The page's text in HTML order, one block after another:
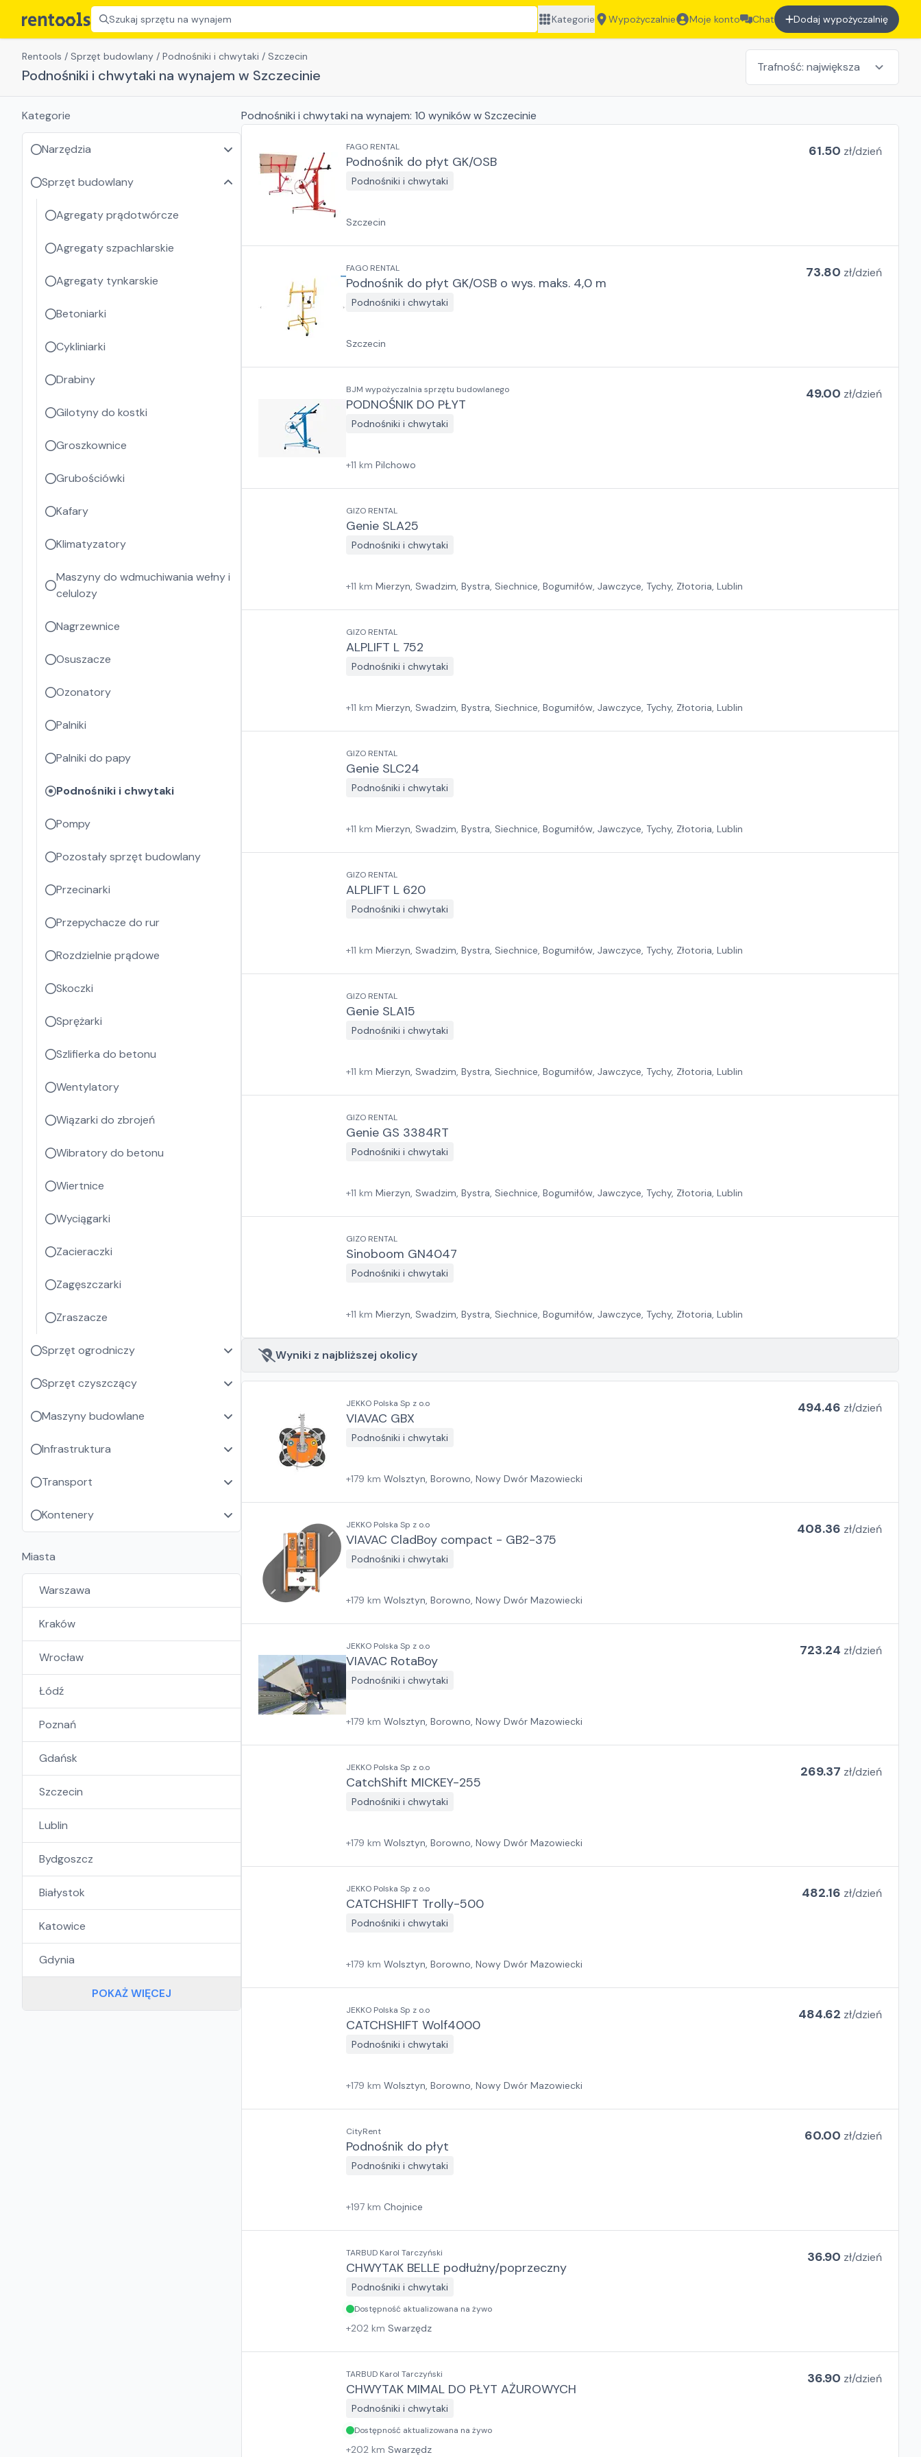
Szukaj sprzętu na wynajem Kategorie Wypożyczalnie Moje konto Chat Dodaj wypożyczalnię
Rentools / Sprzęt budowlany / Podnośniki i chwytaki / Szczecin
Podnośniki i chwytaki na wynajem w Szczecinie
Podnośniki i chwytaki na wynajem: 10 wynikóww Szczecinie
FAGO RENTAL
Podnośnik do płyt GK/OSB
Podnośniki i chwytaki
61.50 zł/dzień
Szczecin
FAGO RENTAL
Podnośnik do płyt GK/OSB o wys. maks. 4,0 m
Podnośniki i chwytaki
73.80 zł/dzień
Szczecin
BJM wypożyczalnia sprzętu budowlanego
PODNOŚNIK DO PŁYT
Podnośniki i chwytaki
49.00 zł/dzień
+11 km Pilchowo
GIZO RENTAL
Genie SLA25
Podnośniki i chwytaki
+11 km Mierzyn, Swadzim, Bystra, Siechnice, Bogumiłów, Jawczyce, Tychy, Złotoria, Lublin
GIZO RENTAL
ALPLIFT L 752
Podnośniki i chwytaki
+11 km Mierzyn, Swadzim, Bystra, Siechnice, Bogumiłów, Jawczyce, Tychy, Złotoria, Lublin
GIZO RENTAL
Genie SLC24
Podnośniki i chwytaki
+11 km Mierzyn, Swadzim, Bystra, Siechnice, Bogumiłów, Jawczyce, Tychy, Złotoria, Lublin
GIZO RENTAL
ALPLIFT L 620
Podnośniki i chwytaki
+11 km Mierzyn, Swadzim, Bystra, Siechnice, Bogumiłów, Jawczyce, Tychy, Złotoria, Lublin
GIZO RENTAL
Genie SLA15
Podnośniki i chwytaki
+11 km Mierzyn, Swadzim, Bystra, Siechnice, Bogumiłów, Jawczyce, Tychy, Złotoria, Lublin
GIZO RENTAL
Genie GS 3384RT
Podnośniki i chwytaki
+11 km Mierzyn, Swadzim, Bystra, Siechnice, Bogumiłów, Jawczyce, Tychy, Złotoria, Lublin
GIZO RENTAL
Sinoboom GN4047
Podnośniki i chwytaki
+11 km Mierzyn, Swadzim, Bystra, Siechnice, Bogumiłów, Jawczyce, Tychy, Złotoria, Lublin
Wyniki z najbliższej okolicy
JEKKO Polska Sp z o.o
VIAVAC GBX
Podnośniki i chwytaki
494.46 zł/dzień
+179 km Wolsztyn, Borowno, Nowy Dwór Mazowiecki
JEKKO Polska Sp z o.o
VIAVAC CladBoy compact - GB2-375
Podnośniki i chwytaki
408.36 zł/dzień
+179 km Wolsztyn, Borowno, Nowy Dwór Mazowiecki
JEKKO Polska Sp z o.o
VIAVAC RotaBoy
Podnośniki i chwytaki
723.24 zł/dzień
+179 km Wolsztyn, Borowno, Nowy Dwór Mazowiecki
JEKKO Polska Sp z o.o
CatchShift MICKEY-255
Podnośniki i chwytaki
269.37 zł/dzień
+179 km Wolsztyn, Borowno, Nowy Dwór Mazowiecki
JEKKO Polska Sp z o.o
CATCHSHIFT Trolly-500
Podnośniki i chwytaki
482.16 zł/dzień
+179 km Wolsztyn, Borowno, Nowy Dwór Mazowiecki
JEKKO Polska Sp z o.o
CATCHSHIFT Wolf4000
Podnośniki i chwytaki
484.62 zł/dzień
+179 km Wolsztyn, Borowno, Nowy Dwór Mazowiecki
CityRent
Podnośnik do płyt
Podnośniki i chwytaki
60.00 zł/dzień
+197 km Chojnice
TARBUD Karol Tarczyński
CHWYTAK BELLE podłużny/poprzeczny
Podnośniki i chwytaki
36.90 zł/dzień
Dostępność aktualizowana na żywo
+202 km Swarzędz
TARBUD Karol Tarczyński
CHWYTAK MIMAL DO PŁYT AŻUROWYCH
Podnośniki i chwytaki
36.90 zł/dzień
Dostępność aktualizowana na żywo
+202 km Swarzędz
Kategorie
Narzędzia
Sprzęt budowlany
Agregaty prądotwórcze
Agregaty szpachlarskie
Agregaty tynkarskie
Betoniarki
Cykliniarki
Drabiny
Gilotyny do kostki
Groszkownice
Grubościówki
Kafary
Klimatyzatory
Maszyny do wdmuchiwania wełny i
celulozy
Nagrzewnice
Osuszacze
Ozonatory
Palniki
Palniki do papy
Podnośniki i chwytaki
Pompy
Pozostały sprzęt budowlany
Przecinarki
Przepychacze do rur
Rozdzielnie prądowe
Skoczki
Sprężarki
Szlifierka do betonu
Wentylatory
Wiązarki do zbrojeń
Wibratory do betonu
Wiertnice
Wyciągarki
Zacieraczki
Zagęszczarki
Zraszacze
Sprzęt ogrodniczy
Sprzęt czyszczący
Maszyny budowlane
Infrastruktura
Transport
Kontenery
Miasta
Warszawa
Kraków
Wrocław
Łódź
Poznań
Gdańsk
Szczecin
Lublin
Bydgoszcz
Białystok
Katowice
Gdynia
POKAŻ WIĘCEJ